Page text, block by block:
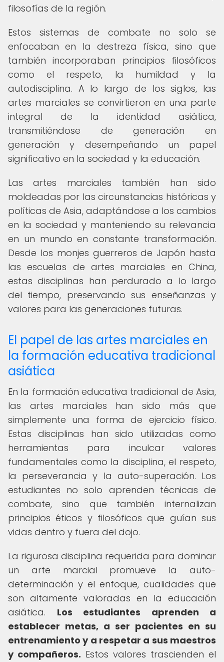
filosofías de la región.
Estos sistemas de combate no solo se
enfocaban en la destreza física, sino que
también incorporaban principios filosóficos
como el respeto, la humildad y la
autodisciplina. A lo largo de los siglos, las
artes marciales se convirtieron en una parte
integral de la identidad asiática,
transmitiéndose de generación en
generación y desempeñando un papel
significativo en la sociedad y la educación.
Las artes marciales también han sido
moldeadas por las circunstancias históricas y
políticas de Asia, adaptándose a los cambios
en la sociedad y manteniendo su relevancia
en un mundo en constante transformación.
Desde los monjes guerreros de Japón hasta
las escuelas de artes marciales en China,
estas disciplinas han perdurado a lo largo
del tiempo, preservando sus enseñanzas y
valores para las generaciones futuras.
El papel de las artes marciales en
la formación educativa tradicional
asiática
En la formación educativa tradicional de Asia,
las artes marciales han sido más que
simplemente una forma de ejercicio físico.
Estas disciplinas han sido utilizadas como
herramientas para inculcar valores
fundamentales como la disciplina, el respeto,
la perseverancia y la auto-superación. Los
estudiantes no solo aprenden técnicas de
combate, sino que también internalizan
principios éticos y filosóficos que guían sus
vidas dentro y fuera del dojo.
La rigurosa disciplina requerida para dominar
un arte marcial promueve la auto-
determinación y el enfoque, cualidades que
son altamente valoradas en la educación
asiática. Los estudiantes aprenden a
establecer metas, a ser pacientes en su
entrenamiento y a respetar a sus maestros
y compañeros. Estos valores trascienden el